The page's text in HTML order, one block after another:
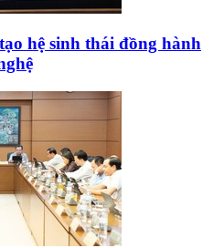
hệ sinh thái đồng hành